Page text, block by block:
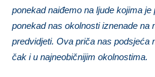
ponekad naiđemo na ljude kojima je
ponekad nas okolnosti iznenade na
predvidjeti. Ova priča nas podsjeća
čak i u najneobičnijim okolnostima.